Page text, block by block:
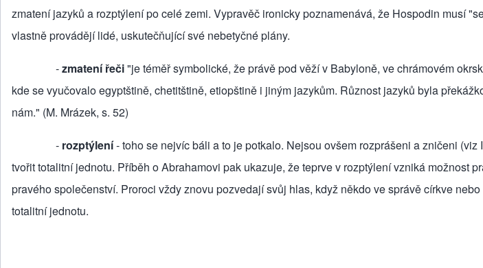
zmatení jazyků a rozptý­lení po celé zemi. Vypravěč ironicky poznamenává, že Hospodin musí
vlastně provádějí lidé, usku­tečňující své nebetyčné plány.
‑zmatení řeči"je téměř symbolické, že právě pod věží v Babyloně, ve chrámovém
kde se vyučovalo egyptštině, chetitštině, etiopštině i jiným jazykům. Různost jazyků byla
nám." (M. Mrázek, s. 52)
‑ rozptýlení‑ toho se nejvíc báli a to je potkalo. Nejsou ovšem rozprášeni a zničeni (viz
tvořit totalitní jednotu. Příběh o Abrahamovi pak ukazuje, že teprve v rozptý­lení vzniká možnost
pravého společenství. Proroci vždy znovu pozvedají svůj hlas, když někdo ve správě církve
totalitní jednotu.